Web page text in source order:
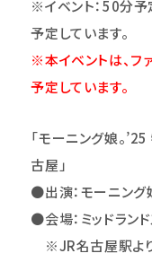
※イベント：50分
予定しています。
※本イベントは、フ
予定しています。
「モーニング娘。
古屋」
●出演：モーニン
●会場：ミッドラン
※JR名古屋駅よ